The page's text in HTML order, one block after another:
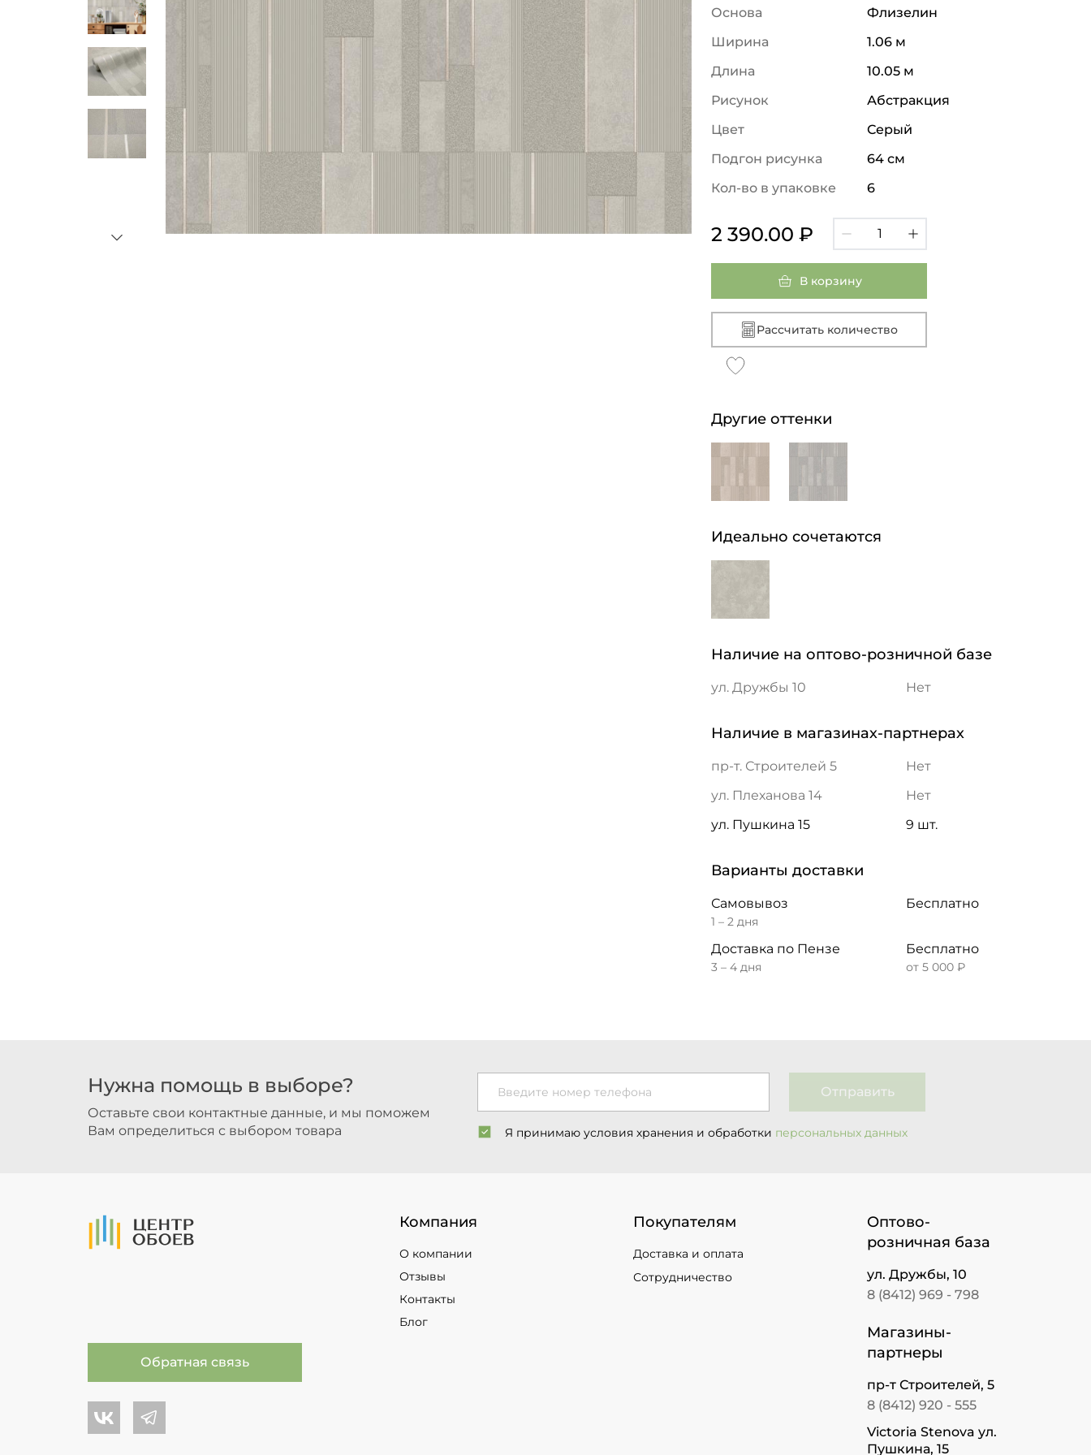
Основа
Флизелин
Ширина
1.06 м
Длина
10.05 м
Рисунок
Абстракция
Цвет
Серый
Подгон рисунка
64 см
Кол-во в упаковке
6
2 390.00 ₽
В корзину
Рассчитать количество
Другие оттенки
Идеально сочетаются
Наличие на оптово-розничной базе
ул. Дружбы 10 Нет
Наличие в магазинах-партнерах
пр-т. Строителей 5
Нет
ул. Плеханова 14
Нет
ул. Пушкина 15
9 шт.
Варианты доставки
Самовывоз
1 – 2 дня
Бесплатно
Доставка по Пензе
3 – 4 дня
Бесплатно
от 5 000 ₽
Нужна помощь в выборе?
Оставьте свои контактные данные, и мы поможем
Вам определиться с выбором товара
Введите номер телефона Отправить
Я принимаю условия хранения и обработки персональных данных
На Главную Компания
О компании
Отзывы
Контакты
Блог
Покупателям
Доставка и оплата
Сотрудничество
Оптово-
розничная база
ул. Дружбы, 10
8 (8412) 969 - 798
Магазины-
партнеры
пр-т Строителей, 5
8 (8412) 920 - 555
Victoria Stenova ул.
Пушкина, 15
Обратная связь
Центр обоев во Вконтакте
Центр обоев в Телеграме